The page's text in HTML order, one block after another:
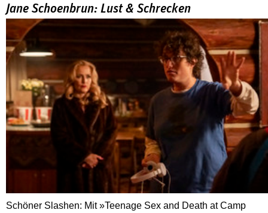
Jane Schoenbrun: Lust & Schrecken
Schöner Slashen: Mit »Teenage Sex and Death at Camp